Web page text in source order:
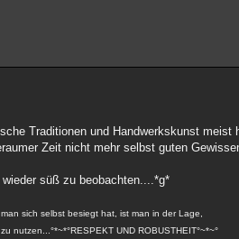
Traditionen und Handwerkskunst
Zeit nicht mehr selbst guten
süß zu beobachten....*g*
sich selbst besiegt hat, ist man in der Lage,
nutzen...°*~*°RESPEKT UND ROBUSTHEIT°~*~°